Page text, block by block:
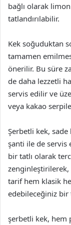
bağlı olarak
tatlandırılabilir.
Kek soğuduktan
tamamen
önerilir. Bu süre
de daha lezzetli
servis edilir ve
veya kakao
Şerbetli kek,
şanti ile de servis
bir tatlı olarak
zenginleştirilerek,
tarif hem klasik
edebileceğiniz bir
şerbetli kek, hem